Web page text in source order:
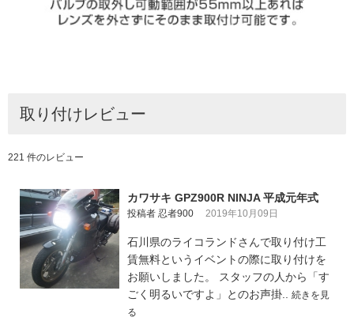
取り付けレビュー
221 件のレビュー
カワサキ GPZ900R NINJA 平成元年式
投稿者 忍者900 2019年10月09日
石川県のライコランドさんで取り付け工
賃無料というイベントの際に取り付けを
お願いしました。 スタッフの人から「す
ごく明るいですよ」とのお声掛.. 続きを見
る